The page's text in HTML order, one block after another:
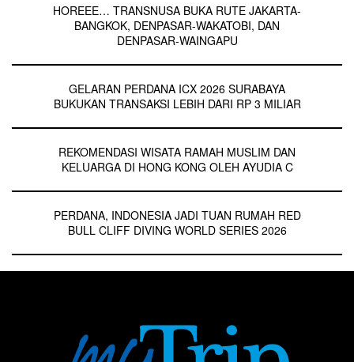
HOREEE… TRANSNUSA BUKA RUTE JAKARTA-
BANGKOK, DENPASAR-WAKATOBI, DAN
DENPASAR-WAINGAPU
GELARAN PERDANA ICX 2026 SURABAYA
BUKUKAN TRANSAKSI LEBIH DARI RP 3 MILIAR
REKOMENDASI WISATA RAMAH MUSLIM DAN
KELUARGA DI HONG KONG OLEH AYUDIA C
PERDANA, INDONESIA JADI TUAN RUMAH RED
BULL CLIFF DIVING WORLD SERIES 2026